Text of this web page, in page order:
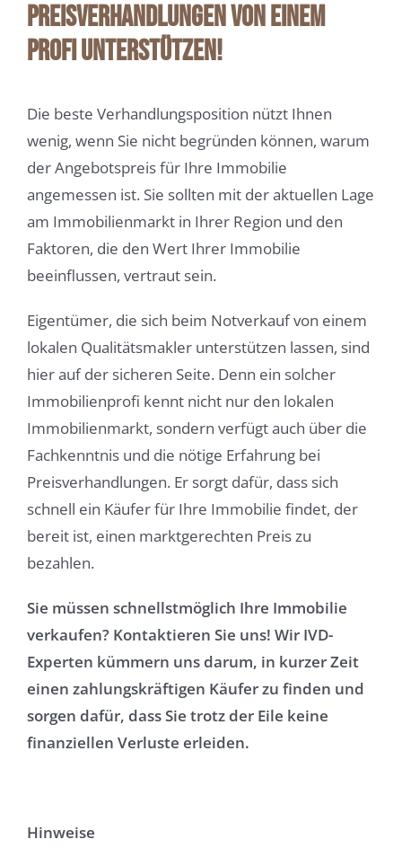
Preisverhandlungen von einem
Profi unterstützen!
Die beste Verhandlungsposition nützt Ihnen
wenig, wenn Sie nicht begründen können, warum
der Angebotspreis für Ihre Immobilie
angemessen ist. Sie sollten mit der aktuellen Lage
am Immobilienmarkt in Ihrer Region und den
Faktoren, die den Wert Ihrer Immobilie
beeinflussen, vertraut sein.
Eigentümer, die sich beim Notverkauf von einem
lokalen Qualitätsmakler unterstützen lassen, sind
hier auf der sicheren Seite. Denn ein solcher
Immobilienprofi kennt nicht nur den lokalen
Immobilienmarkt, sondern verfügt auch über die
Fachkenntnis und die nötige Erfahrung bei
Preisverhandlungen. Er sorgt dafür, dass sich
schnell ein Käufer für Ihre Immobilie findet, der
bereit ist, einen marktgerechten Preis zu
bezahlen.
Sie müssen schnellstmöglich Ihre Immobilie
verkaufen? Kontaktieren Sie uns! Wir IVD-
Experten kümmern uns darum, in kurzer Zeit
einen zahlungskräftigen Käufer zu finden und
sorgen dafür, dass Sie trotz der Eile keine
finanziellen Verluste erleiden.
Hinweise